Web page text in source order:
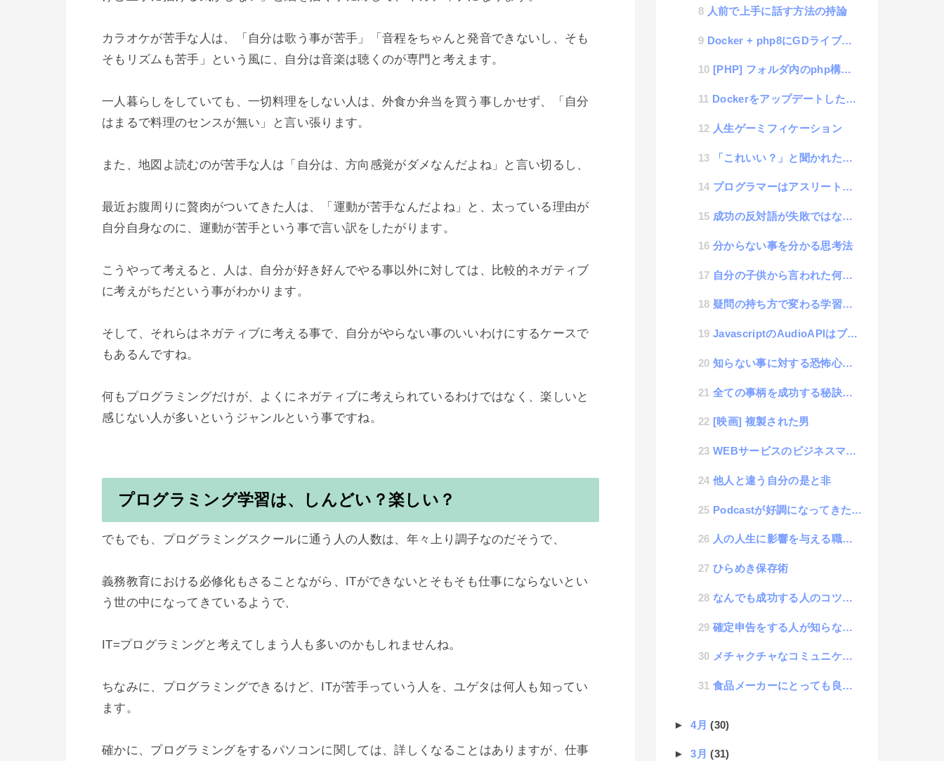
カラオケが苦手な人は、「自分は歌う事が苦手」「音程をちゃんと発音できないし、そも
そもリズムも苦手」という風に、自分は音楽は聴くのが専門と考えます。
一人暮らしをしていても、一切料理をしない人は、外食か弁当を買う事しかせず、「自分
はまるで料理のセンスが無い」と言い張ります。
また、地図よ読むのが苦手な人は「自分は、方向感覚がダメなんだよね」と言い切るし、
最近お腹周りに贅肉がついてきた人は、「運動が苦手なんだよね」と、太っている理由が
自分自身なのに、運動が苦手という事で言い訳をしたがります。
こうやって考えると、人は、自分が好き好んでやる事以外に対しては、比較的ネガティブ
に考えがちだという事がわかります。
そして、それらはネガティブに考える事で、自分がやらない事のいいわけにするケースで
もあるんですね。
何もプログラミングだけが、よくにネガティブに考えられているわけではなく、楽しいと
感じない人が多いというジャンルという事ですね。
プログラミング学習は、しんどい？楽しい？
でもでも、プログラミングスクールに通う人の人数は、年々上り調子なのだそうで、
義務教育における必修化もさることながら、ITができないとそもそも仕事にならないとい
う世の中になってきているようで、
IT=プログラミングと考えてしまう人も多いのかもしれませんね。
ちなみに、プログラミングできるけど、ITが苦手っていう人を、ユゲタは何人も知ってい
ます。
確かに、プログラミングをするパソコンに関しては、詳しくなることはありますが、仕事
人前で上手に話す方法の持論
Docker + php8にGDライブラリをインストールするDockerfileの書き方
[PHP] フォルダ内のphp構文チェックを一括で行うコマンド
DockerをアップデートしたらNodejsが立ち上がらなくなった話
人生ゲーミフィケーション
「これいい？」と聞かれた時、いいのか？悪いのか？
プログラマーはアスリートという話
成功の反対語が失敗ではない事に気がついた話
分からない事を分かる思考法
自分の子供から言われた何とも嬉しかった言葉
疑問の持ち方で変わる学習効率の話
JavascriptのAudioAPIはブラウザ毎に大きな仕様の違いがある話
知らない事に対する恐怖心と好奇心
全ての事柄を成功する秘訣は、できるかできないかの見極め
[映画] 複製された男
WEBサービスのビジネスマネタイズを考える時のコツ
他人と違う自分の是と非
Podcastが好調になってきたので「ユゲ塾」という無料プログラミングスクールを始めてみた話
人の人生に影響を与える職業の話
ひらめき保存術
なんでも成功する人のコツがわかった話
確定申告をする人が知らないといけないインボイス制度と電子帳簿保存法をようやく理解できた話
メチャクチャなコミュニケーション術
食品メーカーにとっても良いアイデア差し上げます
►4月(30)
►3月(31)